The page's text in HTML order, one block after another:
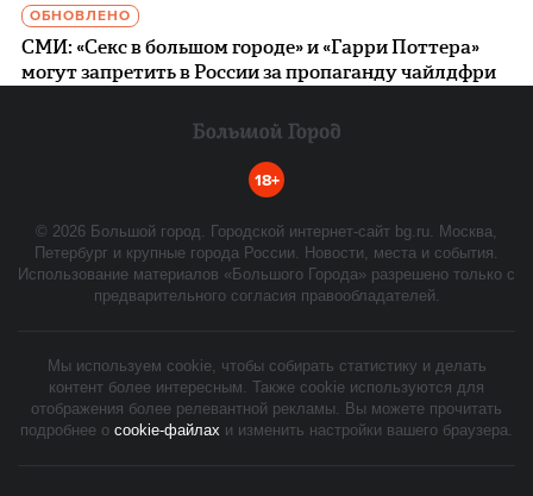
ОБНОВЛЕНО
СМИ: «Секс в большом городе» и «Гарри Поттера»
могут запретить в России за пропаганду чайлдфри
18+
© 2026 Большой город. Городской интернет-сайт bg.ru. Москва,
Петербург и крупные города России. Новости, места и события.
Использование материалов «Большого Города» разрешено только с
предварительного согласия правообладателей.
Мы используем cookie, чтобы собирать статистику и делать
контент более интересным. Также cookie используются для
отображения более релевантной рекламы. Вы можете прочитать
подробнее о cookie-файлах и изменить настройки вашего браузера.